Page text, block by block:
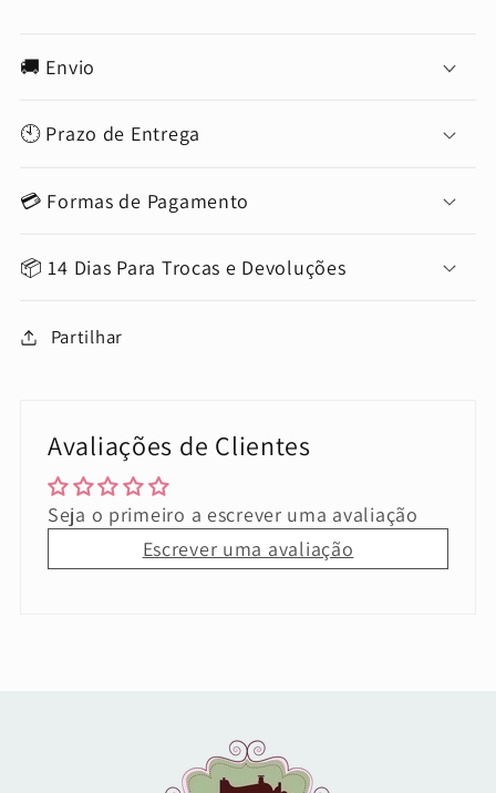
🚚 Envio
🕙 Prazo de Entrega
💳 Formas de Pagamento
📦 14 Dias Para Trocas e Devoluções
Partilhar
Avaliações de Clientes
Seja o primeiro a escrever uma avaliação
Escrever uma avaliação